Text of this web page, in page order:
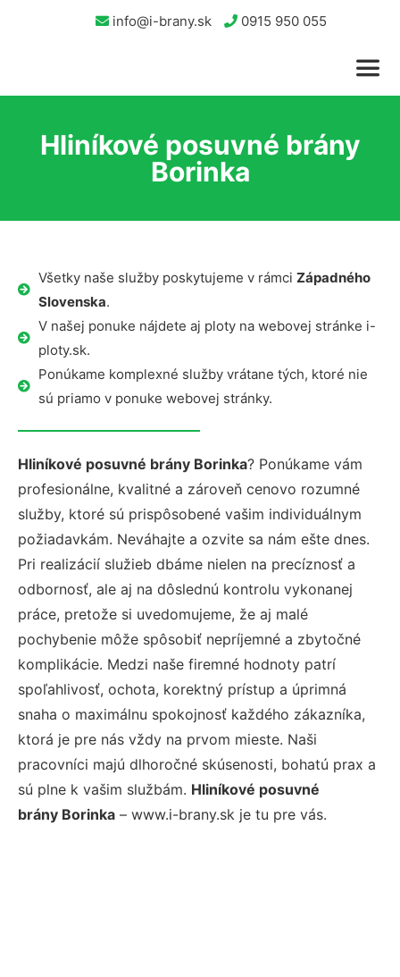
info@i-brany.sk 0915 950 055
Hliníkové posuvné brány
Borinka
Všetky naše služby poskytujeme v rámci Západného
Slovenska.
V našej ponuke nájdete aj ploty na webovej stránke i-
ploty.sk.
Ponúkame komplexné služby vrátane tých, ktoré nie
sú priamo v ponuke webovej stránky.
Hliníkové posuvné brány Borinka? Ponúkame vám
profesionálne, kvalitné a zároveň cenovo rozumné
služby, ktoré sú prispôsobené vašim individuálnym
požiadavkám. Neváhajte a ozvite sa nám ešte dnes.
Pri realizácií služieb dbáme nielen na precíznosť a
odbornosť, ale aj na dôslednú kontrolu vykonanej
práce, pretože si uvedomujeme, že aj malé
pochybenie môže spôsobiť nepríjemné a zbytočné
komplikácie. Medzi naše firemné hodnoty patrí
spoľahlivosť, ochota, korektný prístup a úprimná
snaha o maximálnu spokojnosť každého zákazníka,
ktorá je pre nás vždy na prvom mieste. Naši
pracovníci majú dlhoročné skúsenosti, bohatú prax a
sú plne k vašim službám. Hliníkové posuvné
brány Borinka – www.i-brany.sk je tu pre vás.